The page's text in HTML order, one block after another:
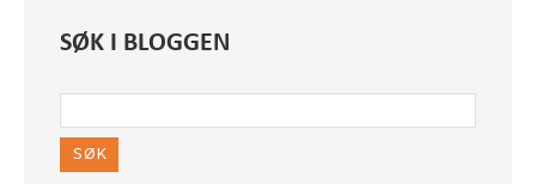
SØK I BLOGGEN
SØK